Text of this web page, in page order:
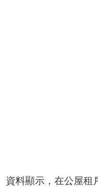
資料顯示，在公屋租